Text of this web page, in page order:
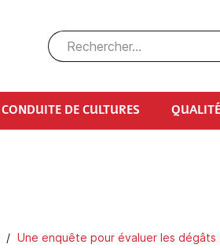
CONDUITE DE CULTURES
Une enquête pour évaluer les dégâts